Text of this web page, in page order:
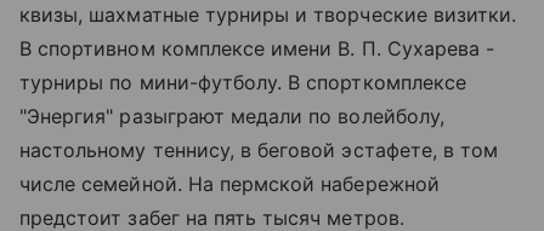
квизы, шахматные турниры и творческие визитки.
В спортивном комплексе имени В. П. Сухарева -
турниры по мини-футболу. В спорткомплексе
"Энергия" разыграют медали по волейболу,
настольному теннису, в беговой эстафете, в том
числе семейной. На пермской набережной
предстоит забег на пять тысяч метров.